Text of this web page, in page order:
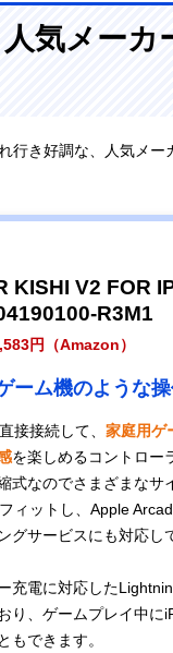
気メーカ
行き好調な、人気メー
KISHI V2 FOR
R3M1
円（Amazon）
ーム機のような
接接続して、 家庭用ゲ
を楽しめるコントロー
式なのでさまざまなサ
ィットし、Apple
グサービスにも対応し
充電に対応した
り、ゲームプレイ中に
もできます。